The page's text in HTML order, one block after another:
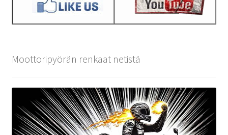
Moottoripyörän renkaat netistä